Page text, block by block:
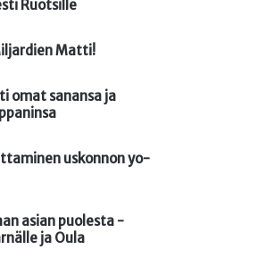
Ruotsille
Matti!
omat sanansa ja
uskonnon yo-
asian puolesta -
ja Oula